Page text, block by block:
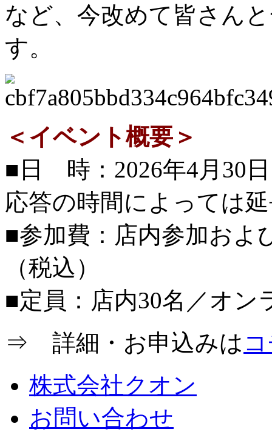
など、今改めて皆さん
す。
＜イベント概要＞
■日 時：2026年4月30
応答の時間によっては
■参加費：店内参加およ
（税込）
■定員：店内30名／オン
⇒ 詳細・お申込みは
株式会社クオン
お問い合わせ